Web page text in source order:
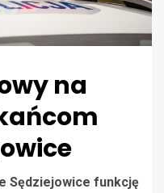
na
Sędziejowice funkcję